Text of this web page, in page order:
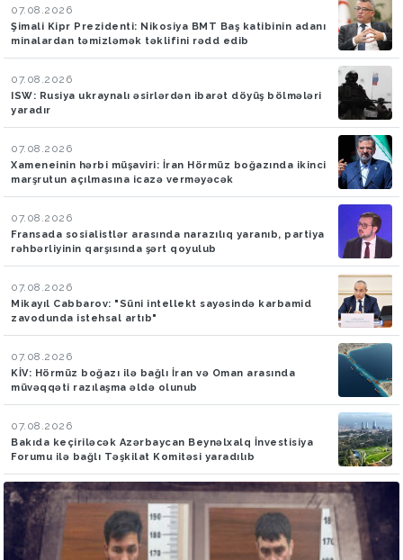
07.08.2026
Şimali Kipr Prezidenti: Nikosiya BMT Baş katibinin adanı
minalardan təmizləmək təklifini rədd edib
07.08.2026
ISW: Rusiya ukraynalı əsirlərdən ibarət döyüş bölmələri
yaradır
07.08.2026
Xameneinin hərbi müşaviri: İran Hörmüz boğazında ikinci
marşrutun açılmasına icazə verməyəcək
07.08.2026
Fransada sosialistlər arasında narazılıq yaranıb, partiya
rəhbərliyinin qarşısında şərt qoyulub
07.08.2026
Mikayıl Cabbarov: "Süni intellekt sayəsində karbamid
zavodunda istehsal artıb"
07.08.2026
KİV: Hörmüz boğazı ilə bağlı İran və Oman arasında
müvəqqəti razılaşma əldə olunub
07.08.2026
Bakıda keçiriləcək Azərbaycan Beynəlxalq İnvestisiya
Forumu ilə bağlı Təşkilat Komitəsi yaradılıb